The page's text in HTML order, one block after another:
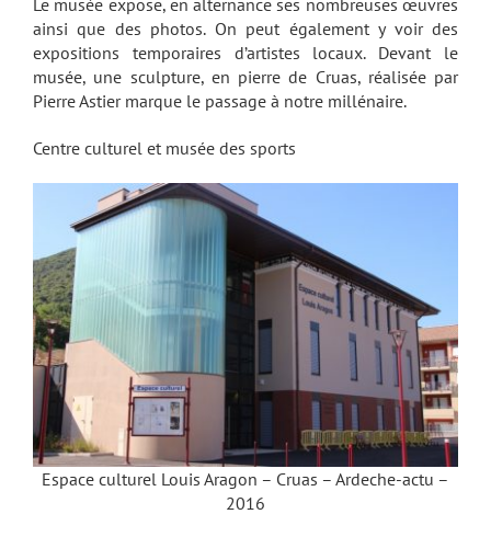
Le musée expose, en alternance ses nombreuses œuvres
ainsi que des photos. On peut également y voir des
expositions temporaires d’artistes locaux. Devant le
musée, une sculpture, en pierre de Cruas, réalisée par
Pierre Astier marque le passage à notre millénaire.
Centre culturel et musée des sports
Espace culturel Louis Aragon – Cruas – Ardeche-actu –
2016